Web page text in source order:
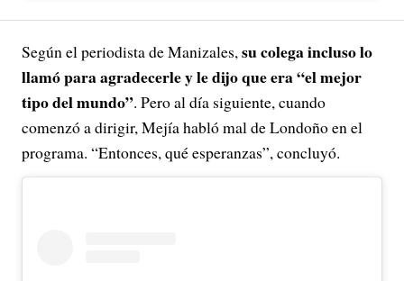
Según el periodista de Manizales,su colega incluso lo
llamó para agradecerle y le dijo que era “el mejor
tipo del mundo”. Pero al día siguiente, cuando
comenzó a dirigir, Mejía habló mal de Londoño en el
programa. “Entonces, qué esperanzas”, concluyó.